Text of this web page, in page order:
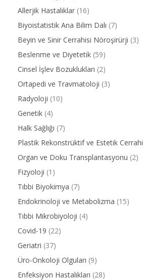
Allerjik Hastalıklar (16)
Biyoistatistik Ana Bilim Dalı (7)
Beyin ve Sinir Cerrahisi Nöroşirürji (3)
Beslenme ve Diyetetik (59)
Cinsel İşlev Bozuklukları (2)
Ortapedi ve Travmatoloji (3)
Radyoloji (10)
Genetik (4)
Halk Sağlığı (7)
Plastik Rekonstrüktif ve Estetik Cerrahi
Organ ve Doku Transplantasyonu (2)
Fizyoloji (1)
Tıbbi Biyokimya (7)
Endokrinoloji ve Metabolizma (15)
Tıbbi Mikrobiyoloji (4)
Covid-19 (22)
Geriatri (37)
Üro-Onkoloji Olguları (9)
Enfeksiyon Hastalıkları (28)